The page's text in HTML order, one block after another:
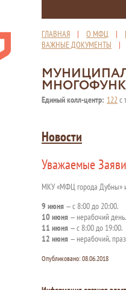
ГЛАВНАЯ | О МФЦ |
ВАЖНЫЕ ДОКУМЕНТЫ
Единый колл-центр: 122с
Новости
Уважаемые
МКУ «МФЦ города Дубны»
9 июня — с 8:00 до 20:00.
10 июня — нерабочий день.
11 июня — с 8:00 до 19:00.
12 июня — нерабочий,
Опубликовано: 08.06.2018